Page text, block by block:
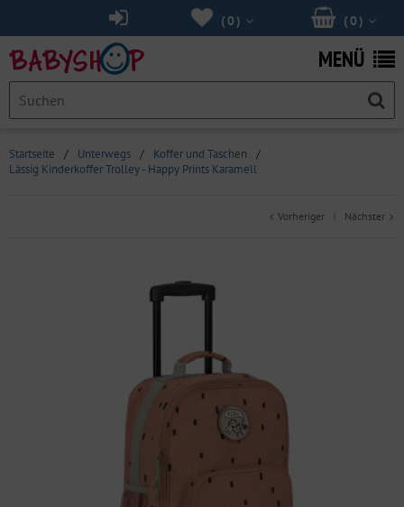
(0 )
(0 )
MENÜ
Startseite / Unterwegs / Koffer und Taschen
/
Lässig Kinderkoffer Trolley - Happy Prints Karamell
Vorheriger | Nächster